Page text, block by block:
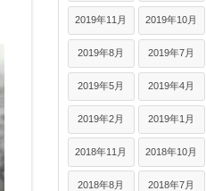
2019年11月 2019年10月
2019年8月 2019年7月
2019年5月 2019年4月
2019年2月 2019年1月
2018年11月 2018年10月
2018年8月 2018年7月